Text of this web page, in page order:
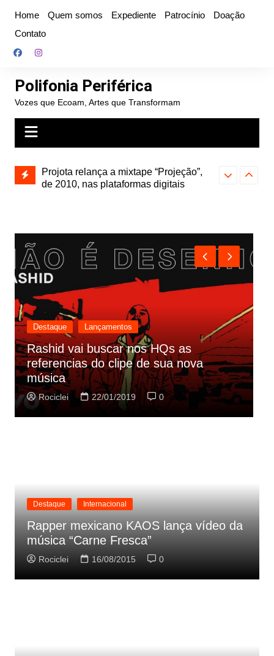
conteúdo
Home Quem somos Expediente Patrocínio
Doação
Contato
Polifonia Periférica
Vozes que Ecoam, Artes que Transformam
e abre
autoral,
Projota relança a mixtape “Projeção”,
de 2010, nas plataformas digitais
Farofa
Destaque Lançamentos
Rashid vai buscar nos HQs as
referencias do clipe de sua nova
música
Rociclei 22/01/2019 0
Destaque Internacional
Rapper mexicano KAOS lança vídeo da
música “Carne Fresca”
Rociclei 16/08/2015 0